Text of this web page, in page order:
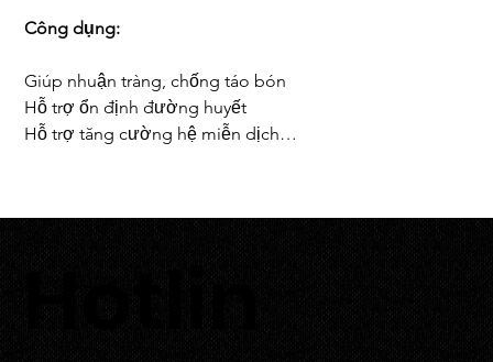
Công dụng:
Giúp nhuận tràng, chống táo bón
Hỗ trợ ổn định đường huyết
Hỗ trợ tăng cường hệ miễn dịch
Ngăn ngừa thiếu máu – Cung cấp sắt và acid folic.
Tốt cho phụ nữ mang thai – Hỗ trợ ngừa dị tật thai nhi
Hotlin
0933 700 226